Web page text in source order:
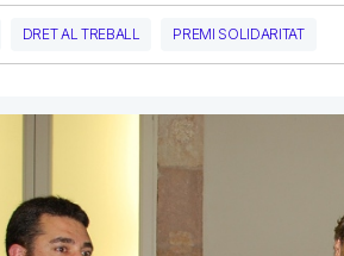
DRET AL TREBALL PREMI SOLIDARITAT